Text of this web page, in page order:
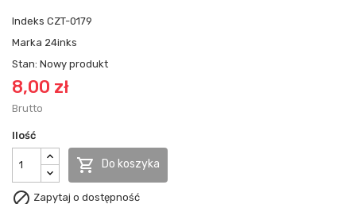
Indeks CZT-0179
Marka 24inks
Stan: Nowy produkt
8,00 zł
Brutto
Ilość
 Do koszyka
 Zapytaj o dostępność